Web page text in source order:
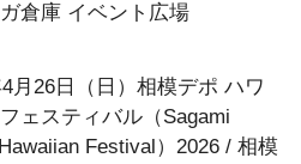
倉庫 イベント広場
月26日（日）相模デポ ハワ
ェスティバル（Sagami
Festival）2026 / 相模